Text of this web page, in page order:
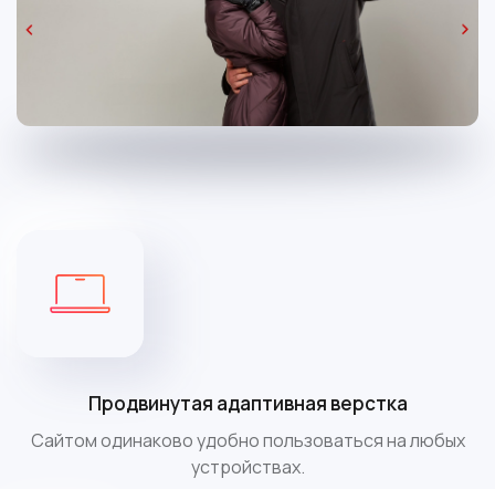
Продвинутая адаптивная верстка
Сайтом одинаково удобно пользоваться на любых
устройствах.